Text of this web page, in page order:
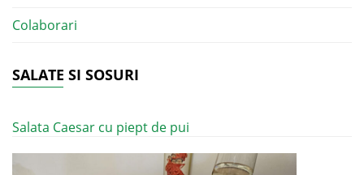
Colaborari
SALATE SI SOSURI
Salata Caesar cu piept de pui